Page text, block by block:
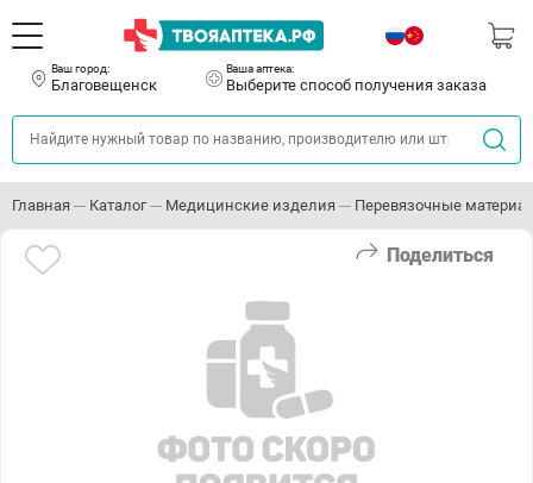
Ваш город:
Благовещенск
Ваша аптека:
Выберите способ получения заказа
Главная Каталог Медицинские изделия Перевязочные
Поделиться